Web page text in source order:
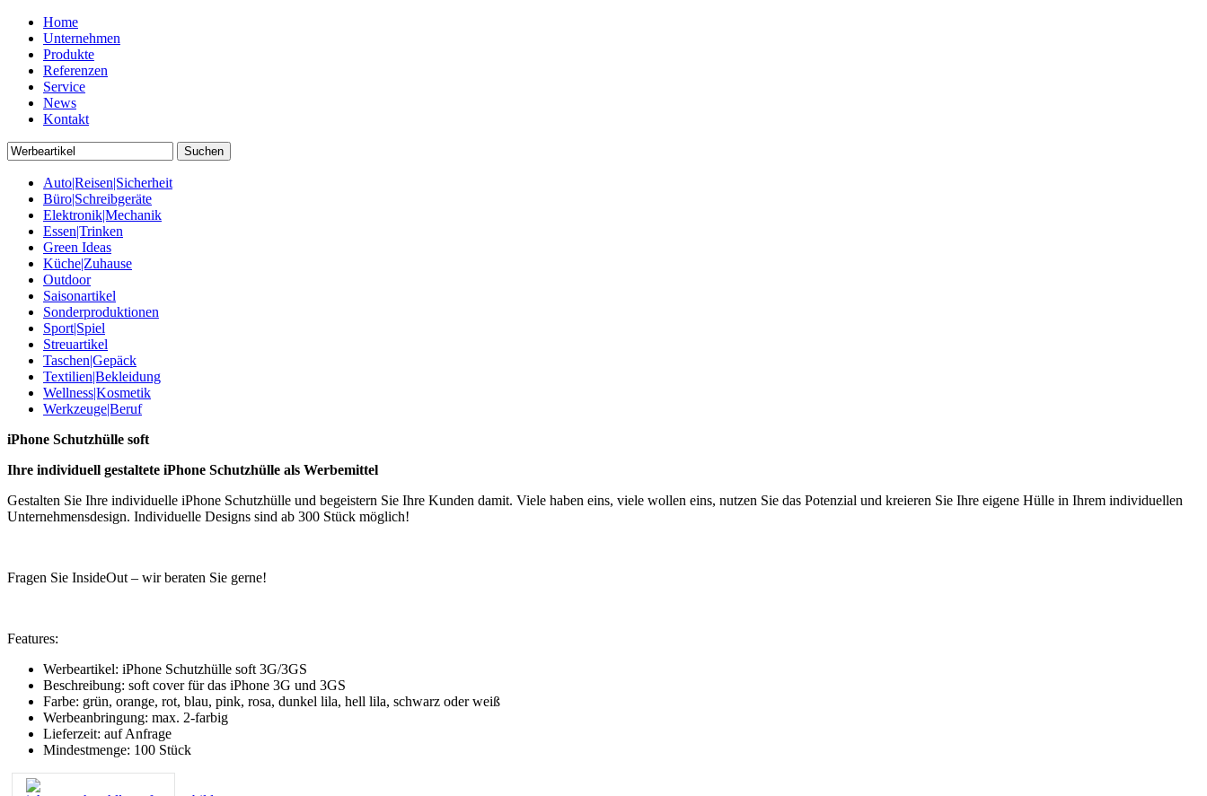
Home
Unternehmen
Produkte
Referenzen
Service
News
Kontakt
Auto|Reisen|Sicherheit
Büro|Schreibgeräte
Elektronik|Mechanik
Essen|Trinken
Green Ideas
Küche|Zuhause
Outdoor
Saisonartikel
Sonderproduktionen
Sport|Spiel
Streuartikel
Taschen|Gepäck
Textilien|Bekleidung
Wellness|Kosmetik
Werkzeuge|Beruf
iPhone Schutzhülle soft
Ihre individuell gestaltete iPhone Schutzhülle als Werbemittel
Gestalten Sie Ihre individuelle iPhone Schutzhülle und begeistern Sie Ihre Kunden damit. Viele haben eins, viele wollen eins, nutzen Sie das Potenzial und kreieren Sie Ihre eigene Hülle in Ihrem individuellen
Unternehmensdesign. Individuelle Designs sind ab 300 Stück möglich!
Fragen Sie InsideOut – wir beraten Sie gerne!
Features:
Werbeartikel: iPhone Schutzhülle soft 3G/3GS
Beschreibung: soft cover für das iPhone 3G und 3GS
Farbe: grün, orange, rot, blau, pink, rosa, dunkel lila, hell lila, schwarz oder weiß
Werbeanbringung: max. 2-farbig
Lieferzeit: auf Anfrage
Mindestmenge: 100 Stück